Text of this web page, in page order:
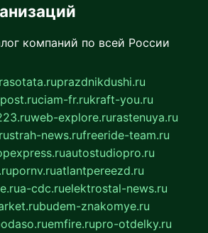
компаний по всей России
prazdnikdushi.ru
ciam-fr.rukraft-you.ru
web-explore.rurastenuya.ru
strah-news.rufreeride-team.ru
autostudiopro.ru
pornv.ruatlantpereezd.ru
a-cdc.ruelektrostal-news.ru
budem-znakomye.ru
emfire.rupro-otdelky.ru